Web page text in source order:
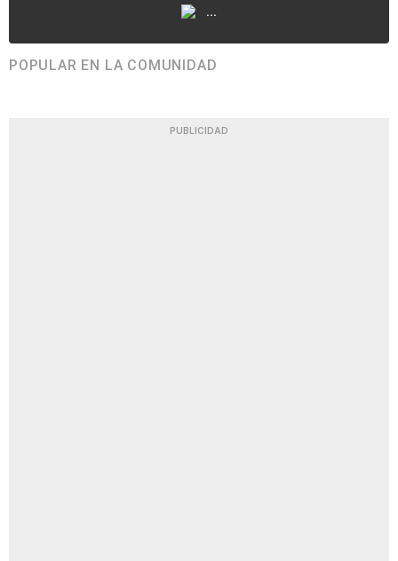
...
POPULAR EN LA COMUNIDAD
PUBLICIDAD